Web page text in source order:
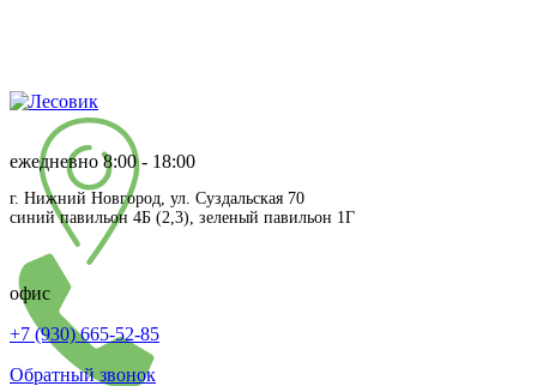
ежедневно 8:00 - 18:00
г. Нижний Новгород, ул. Суздальская 70
синий павильон 4Б (2,3), зеленый павильон 1Г
офис
+7 (930) 665-52-85
Обратный звонок